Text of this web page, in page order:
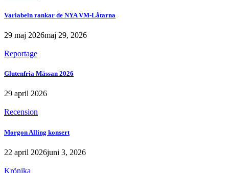
Variabeln rankar de NYA VM-Låtarna
29 maj 2026maj 29, 2026
Reportage
Glutenfria Mässan 2026
29 april 2026
Recension
Morgon Alling konsert
22 april 2026juni 3, 2026
Krönika